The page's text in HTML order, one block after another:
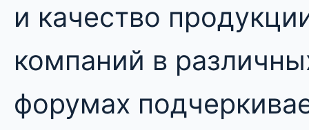
и качество
компаний в
форумах